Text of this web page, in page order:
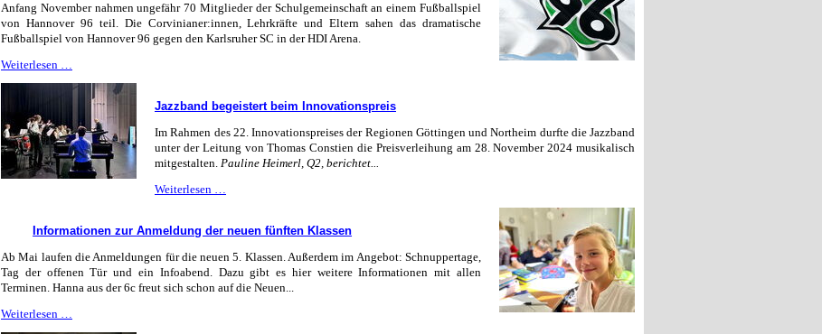
Anfang November nahmen ungefähr 70 Mitglieder der Schulgemeinschaft an einem Fußballspiel
von Hannover 96 teil. Die Corvinianer:innen, Lehrkräfte und Eltern sahen das dramatische
Fußballspiel von Hannover 96 gegen den Karlsruher SC in der HDI Arena.
Weiterlesen …
jubeln
Hannover
96
Jazzband begeistert beim Innovationspreis
Im Rahmen des 22. Innovationspreises der Regionen Göttingen und Northeim durfte die Jazzband
unter der Leitung von Thomas Constien die Preisverleihung am 28. November 2024 musikalisch
mitgestalten. Pauline Heimerl, Q2, berichtet...
Weiterlesen …
Innovationspreis
Informationen zur Anmeldung der neuen fünften Klassen
Ab Mai laufen die Anmeldungen für die neuen 5. Klassen. Außerdem im Angebot: Schnuppertage,
Tag der offenen Tür und ein Infoabend. Dazu gibt es hier weitere Informationen mit allen
Terminen. Hanna aus der 6c freut sich schon auf die Neuen...
Weiterlesen …